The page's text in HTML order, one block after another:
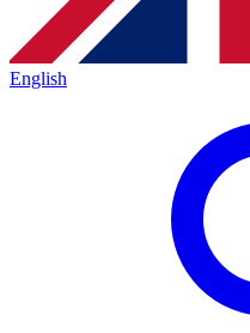
English